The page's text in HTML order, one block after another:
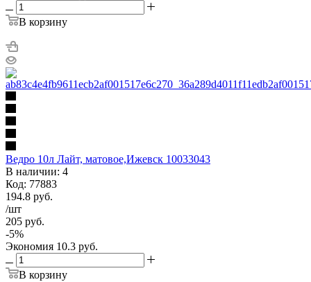
В корзину
Ведро 10л Лайт, матовое,Ижевск 10033043
В наличии: 4
Код: 77883
194.8 руб.
/шт
205 руб.
-5%
Экономия 10.3 руб.
В корзину